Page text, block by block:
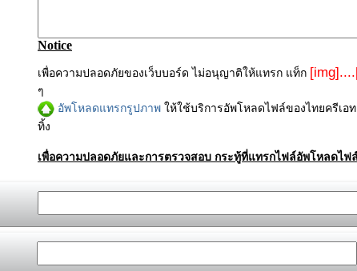
Notice
เพื่อความปลอดภัยของเว็บบอร์ด ไม่อนุญาติให้แทรก แท็ก
ๆ
อัพโหลดแทรกรูปภาพ ให้ใช้บริการอัพโหลดไฟล์ของไทยครีเ
ทิ้ง
เพื่อความปลอดภัยและการตรวจสอบ กระทู้ที่แทรกไฟล์อัพโหลดไฟ